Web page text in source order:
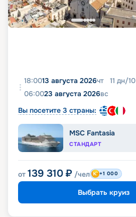
18:0013 августа 2026чт 11 дн/10
06:0023 августа 2026вс
Вы посетите 3 страны:
MSC Fantasia
СТАНДАРТ
от 139 310 ₽ /чел +1 000
Выбрать круиз